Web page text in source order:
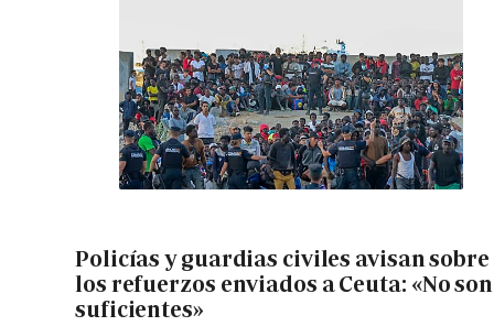
Policías y guardias civiles avisan sobre
los refuerzos enviados a Ceuta: «No son
suficientes»